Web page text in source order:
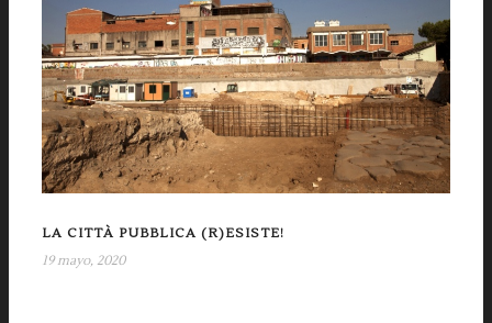
LA CITTÀ PUBBLICA (R)ESISTE!
19 mayo, 2020